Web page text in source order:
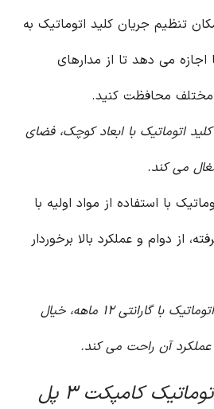
تنظیم جریان کلید اتوماتیک به
اجازه می دهد تا از مدارهای
مختلف محافظت کنید.
اتوماتیک با ابعاد کوچک، فضای
می کند.
با استفاده از مواد اولیه با
از دوام و عملکرد بالا برخوردار
این کلید اتوماتیک با گارانتی ۱۲ ماهه، خیال
عملکرد آن راحت می کند.
کاربردهای کلید اتوماتیک کامپکت ۳ پل